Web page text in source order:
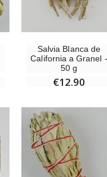
Salvia Blanca de
California a Granel -
50 g
€12.90
Deja tu Vela de Novena en Lourdes
€12.00
€7.90